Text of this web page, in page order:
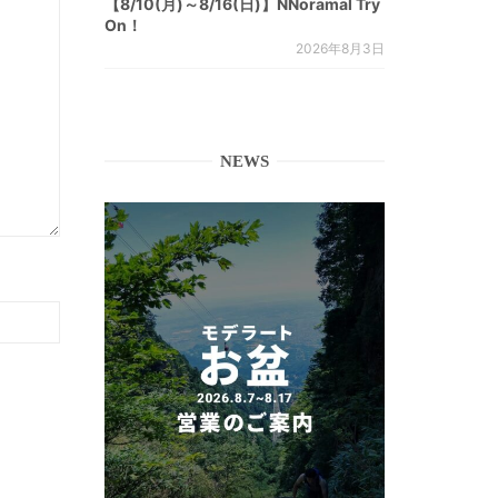
【8/10(月)～8/16(日)】NNoramal Try
On！
2026年8月3日
NEWS